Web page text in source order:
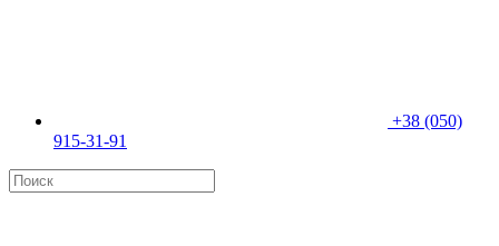
+38 (050)
915-31-91